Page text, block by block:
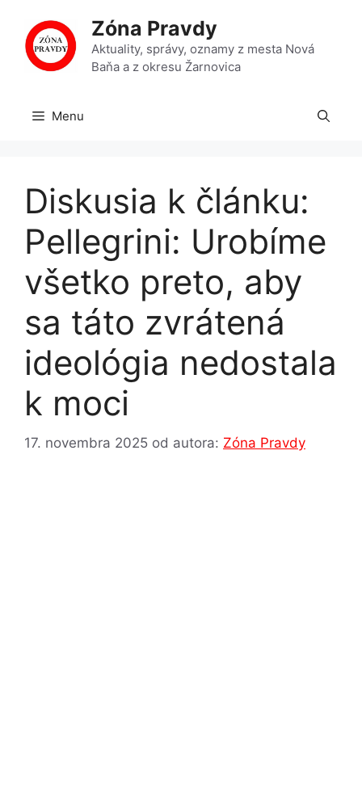
obsah
Zóna Pravdy
Aktuality, správy, oznamy z mesta Nová
Baňa a z okresu Žarnovica
Menu
Diskusia k článku:
Pellegrini: Urobíme
všetko preto, aby
sa táto zvrátená
ideológia nedostala
k moci
17. novembra 2025 od autora: Zóna Pravdy